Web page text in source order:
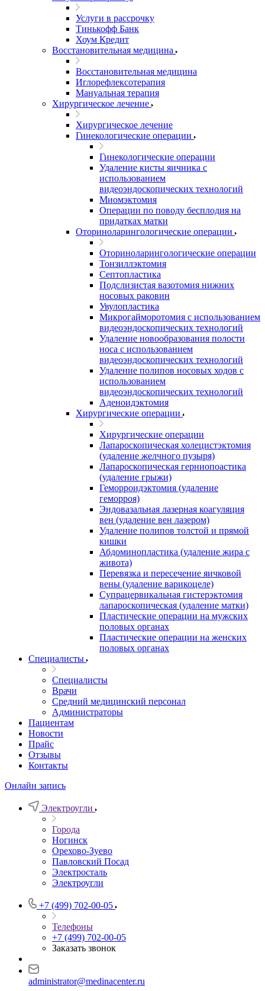
Услуги в рассрочку
Тинькофф Банк
Хоум Кредит
Восстановительная медицина
Восстановительная медицина
Иглорефлексотерапия
Мануальная терапия
Хирургическое лечение
Хирургическое лечение
Гинекологические операции
Гинекологические операции
Удаление кисты яичника с
использованием
видеоэндоскопических технологий
Миомэктомия
Операции по поводу бесплодия на
придатках матки
Оториноларингологические операции
Оториноларингологические операции
Тонзиллэктомия
Септопластика
Подслизистая вазотомия нижних
носовых раковин
Увулопластика
Микрогайморотомия с использованием
видеоэндоскопических технологий
Удаление новообразования полости
носа с использованием
видеоэндоскопических технологий
Удаление полипов носовых ходов с
использованием
видеоэндоскопических технологий
Аденоидэктомия
Хирургические операции
Хирургические операции
Лапароскопическая холецистэктомия
(удаление желчного пузыря)
Лапароскопическая герниопоастика
(удаление грыжи)
Геморроидэктомия (удаление
геморроя)
Эндовазальная лазерная коагуляция
вен (удаление вен лазером)
Удаление полипов толстой и прямой
кишки
Абдоминопластика (удаление жира с
живота)
Перевязка и пересечение яичковой
вены (удаление варикоцеле)
Супрацервикальная гистерэктомия
лапароскопическая (удаление матки)
Пластические операции на мужских
половых органах
Пластические операции на женских
половых органах
Специалисты
Специалисты
Врачи
Средний медицинский персонал
Администраторы
Пациентам
Новости
Прайс
Отзывы
Контакты
Онлайн запись
Электроугли
Города
Ногинск
Орехово-Зуево
Павловский Посад
Электросталь
Электроугли
+7 (499) 702-00-05
Телефоны
+7 (499) 702-00-05
Заказать звонок
administrator@medinacenter.ru